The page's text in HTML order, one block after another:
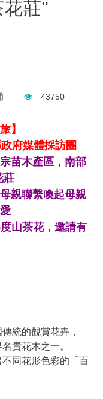
莊"​​​​​​​
43750
】
府媒體採訪團
苗木產區，南部
莊
親聯繫喚起母親
山茶花， 邀請有
統的觀賞花卉，
貴花木之一。
同花形色彩的「百